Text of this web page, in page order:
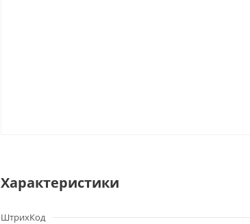
Характеристики
ШтрихКод